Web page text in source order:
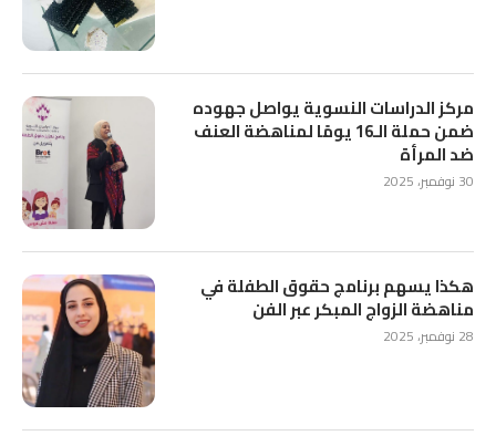
مركز الدراسات النسوية يواصل جهوده
ضمن حملة الـ16 يومًا لمناهضة العنف
ضد المرأة
30 نوفمبر، 2025
هكذا يسهم برنامج حقوق الطفلة في
مناهضة الزواج المبكر عبر الفن
28 نوفمبر، 2025